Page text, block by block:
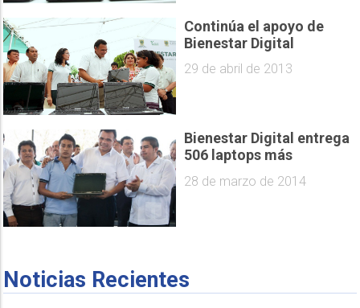
Continúa el apoyo de
Bienestar Digital
29 de abril de 2013
Bienestar Digital entrega
506 laptops más
28 de marzo de 2014
Noticias Recientes